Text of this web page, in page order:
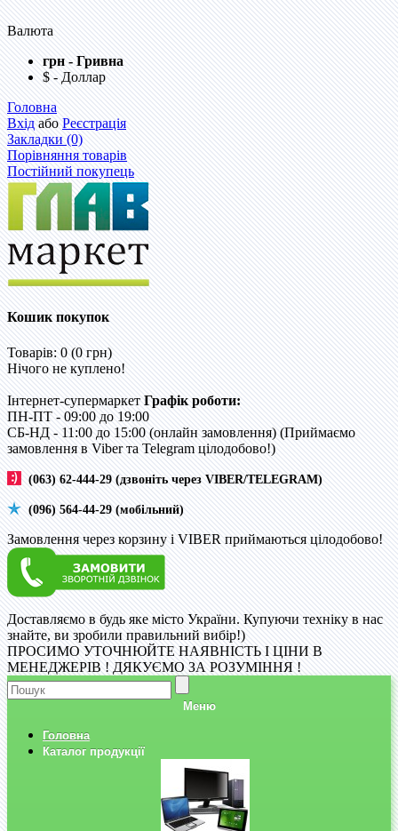
Валюта
грн - Гривна
$ - Доллар
Головна
ВхідабоРеєстрація
Закладки (0)
Порівняння товарів
Постійний покупець
Кошик покупок
Товарів: 0 (0 грн)
Нічого не куплено!
Інтернет-супермаркет Графік роботи:
ПН-ПТ - 09:00 до 19:00
CБ-НД - 11:00 до 15:00 (онлайн замовлення) (Приймаємо
замовлення в Viber та Telegram цілодобово!)
(063) 62-444-29 (дзвоніть через VIBER/TELEGRAM)
(096) 564-44-29 (мобільний)
Замовлення через корзину і VIBER приймаються цілодобово!
Доставляємо в будь яке місто України. Купуючи техніку в нас
знайте, ви зробили правильний вибір!)
ПРОСИМО УТОЧНЮЙТЕ НАЯВНІСТЬ І ЦІНИ В
МЕНЕДЖЕРІВ ! ДЯКУЄМО ЗА РОЗУМІННЯ !
Меню
Головна
Каталог продукції